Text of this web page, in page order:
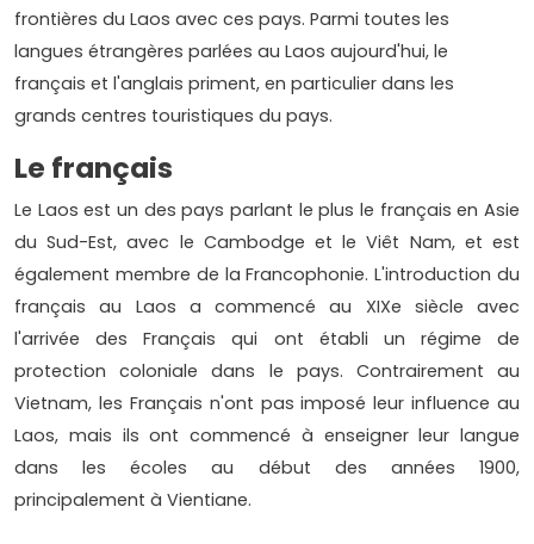
frontières du Laos avec ces pays. Parmi toutes les
langues étrangères parlées au Laos aujourd'hui, le
français et l'anglais priment, en particulier dans les
grands centres touristiques du pays.
Le français
Le Laos est un des pays parlant le plus le français en Asie
du Sud-Est, avec le Cambodge et le Viêt Nam, et est
également membre de la Francophonie. L'introduction du
français au Laos a commencé au XIXe siècle avec
l'arrivée des Français qui ont établi un régime de
protection coloniale dans le pays. Contrairement au
Vietnam, les Français n'ont pas imposé leur influence au
Laos, mais ils ont commencé à enseigner leur langue
dans les écoles au début des années 1900,
principalement à Vientiane.